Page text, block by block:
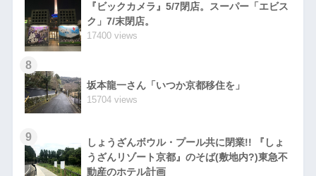
『ビックカメラ』5/7閉店。スーパー「エビス
ク」7/末閉店。
17400 views
8
坂本龍一さん「いつか京都移住を」
15704 views
9
しょうざんボウル・プール共に閉業!! 『しょ
うざんリゾート京都』のそば(敷地内?)東急不
動産のホテル計画